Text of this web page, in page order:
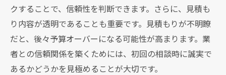
クすることで、信頼性を判断できます。さらに、見積も
り内容が透明であることも重要です。見積もりが不明瞭
だと、後々予算オーバーになる可能性が高まります。業
者との信頼関係を築くためには、初回の相談時に誠実で
あるかどうかを見極めることが大切です。